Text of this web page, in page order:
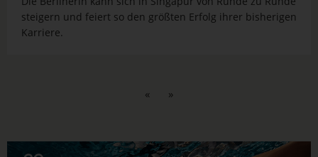
steigern und feiert so den größten Erfolg ihrer bisherigen
Karriere.
« »